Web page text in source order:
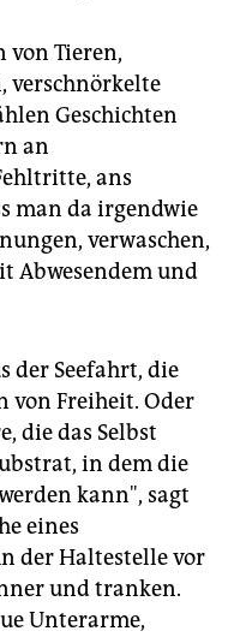
von Tieren,
verschnörkelte
Geschichten
an
ans
man da irgendwie
verwaschen,
Abwesendem und
der Seefahrt, die
von Freiheit. Oder
die das Selbst
in dem die
kann", sagt
eines
der Haltestelle vor
und tranken.
Unterarme,